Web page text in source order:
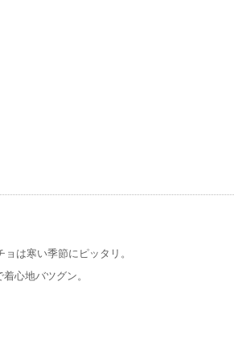
は寒い季節にピッタリ。
心地バツグン。